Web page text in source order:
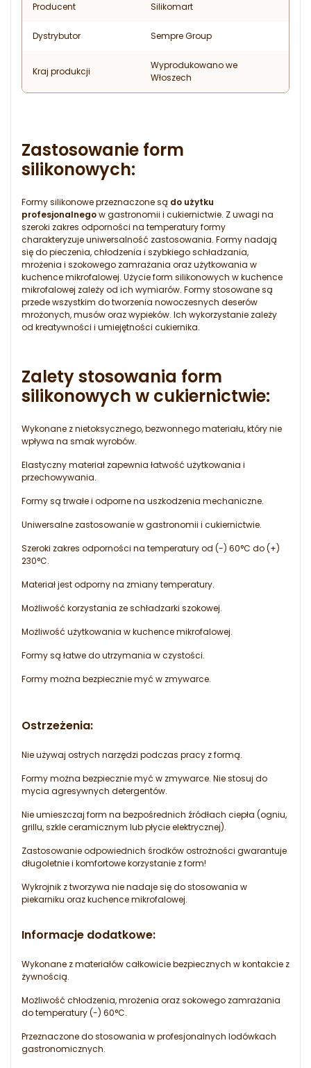
Producent Silikomart
Dystrybutor Sempre Group
Kraj produkcji
Wyprodukowano we
Włoszech
Zastosowanie form
silikonowych:
Formy silikonowe przeznaczone są do użytku
profesjonalnegow gastronomii i cukiernictwie. Z uwagi na
szeroki zakres odporności na temperatury formy
charakteryzuje uniwersalność zastosowania. Formy nadają
się do pieczenia, chłodzenia i szybkiego schładzania,
mrożenia i szokowego zamrażania oraz użytkowania w
kuchence mikrofalowej. Użycie form silikonowych w kuchence
mikrofalowej zależy od ich wymiarów. Formy stosowane są
przede wszystkim do tworzenia nowoczesnych deserów
mrożonych, musów oraz wypieków. Ich wykorzystanie zależy
od kreatywności i umiejętności cukiernika.
Zalety stosowania form
silikonowych w cukiernictwie:
Wykonane z nietoksycznego, bezwonnego materiału, który nie
wpływa na smak wyrobów.
Elastyczny materiał zapewnia łatwość użytkowania i
przechowywania.
Formy są trwałe i odporne na uszkodzenia mechaniczne.
Uniwersalne zastosowanie w gastronomii i cukiernictwie.
Szeroki zakres odporności na temperatury od (-) 60°C do (+)
230°C.
Materiał jest odporny na zmiany temperatury.
Możliwość korzystania ze schładzarki szokowej.
Możliwość użytkowania w kuchence mikrofalowej.
Formy są łatwe do utrzymania w czystości.
Formy można bezpiecznie myć w zmywarce.
Ostrzeżenia:
Nie używaj ostrych narzędzi podczas pracy z formą.
Formy można bezpiecznie myć w zmywarce. Nie stosuj do
mycia agresywnych detergentów.
Nie umieszczaj form na bezpośrednich źródłach ciepła (ogniu,
grillu, szkle ceramicznym lub płycie elektrycznej).
Zastosowanie odpowiednich środków ostrożności gwarantuje
długoletnie i komfortowe korzystanie z form!
Wykrojnik z tworzywa nie nadaje się do stosowania w
piekarniku oraz kuchence mikrofalowej.
Informacje dodatkowe:
Wykonane z materiałów całkowicie bezpiecznych w kontakcie z
żywnością.
Możliwość chłodzenia, mrożenia oraz sokowego zamrażania
do temperatury (-) 60°C.
Przeznaczone do stosowania w profesjonalnych lodówkach
gastronomicznych.